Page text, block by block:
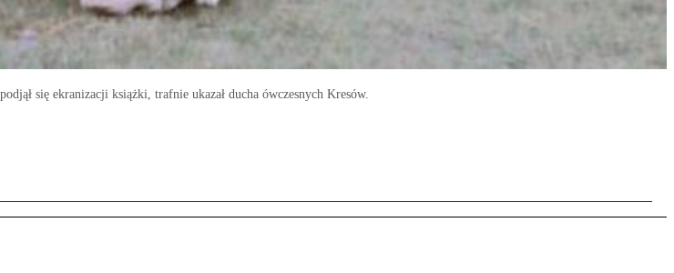
się ekranizacji książki, trafnie ukazał ducha ówczesnych Kresów.